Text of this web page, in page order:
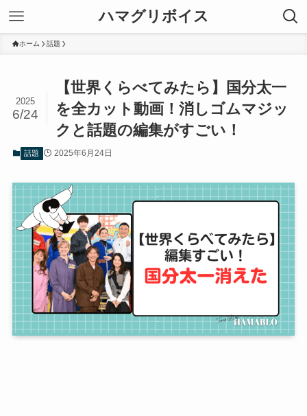
ハマグリボイス
ホーム 話題
【世界くらべてみたら】国分太一
を全カット動画！消しゴムマジッ
クと話題の編集がすごい！
2025
6/24
話題 2025年6月24日